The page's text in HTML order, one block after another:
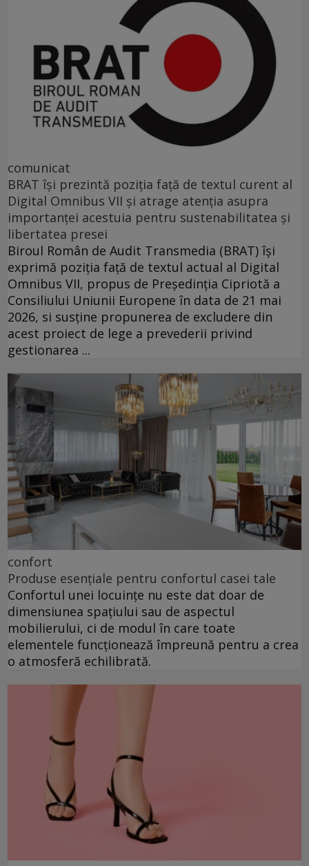
comunicat
BRAT își prezintă poziția față de textul curent al
Digital Omnibus VII și atrage atenția asupra
importanței acestuia pentru sustenabilitatea și
libertatea presei
Biroul Român de Audit Transmedia (BRAT) își
exprimă poziția față de textul actual al Digital
Omnibus VII, propus de Președinția Cipriotă a
Consiliului Uniunii Europene în data de 21 mai
2026, si susține propunerea de excludere din
acest proiect de lege a prevederii privind
gestionarea ...
confort
Produse esențiale pentru confortul casei tale
Confortul unei locuințe nu este dat doar de
dimensiunea spațiului sau de aspectul
mobilierului, ci de modul în care toate
elementele funcționează împreună pentru a crea
o atmosferă echilibrată.